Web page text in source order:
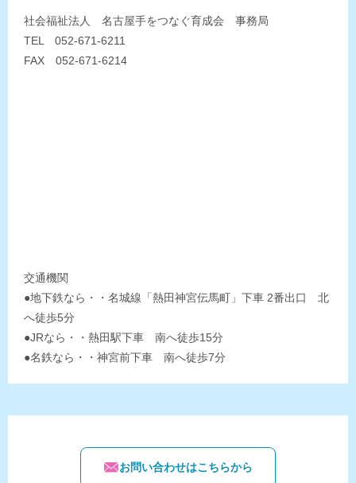
社会福祉法人 名古屋手をつなぐ育成会 事務局
TEL 052-671-6211
FAX 052-671-6214
交通機関
●地下鉄なら・・名城線「熱田神宮伝馬町」下車 2番出口 北
へ徒歩5分
●JRなら・・熱田駅下車 南へ徒歩15分
●名鉄なら・・神宮前下車 南へ徒歩7分
お問い合わせはこちらから